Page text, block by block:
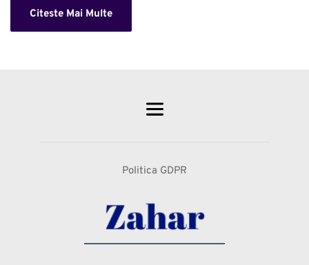
Citeste Mai Multe
Politica GDPR